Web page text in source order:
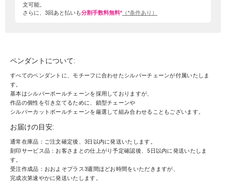
文可能。
さらに、3回あと払いも分割手数料無料*（*条件あり）
ペンダントについて:
すべてのペンダントに、モチーフに合わせたシルバーチェーンが付属いたしま
す。
基本はシルバーボールチェーンを採用しておりますが、
作品の個性を引き立てるために、鎖型チェーンや
シルバーカットボールチェーンを厳選して組み合わせることもございます。
お届けの目安:
通常在庫品：ご注文確定後、3日以内に発送いたします。
刻印サービス品：お客さまとの仕上がり予定確認後、5日以内に発送いたしま
す。
受注作成品：おおよそプラス3週間ほどお時間をいただきますが、
完成次第速やかに発送いたします。